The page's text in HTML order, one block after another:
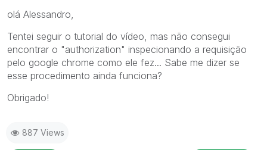
olá Alessandro,
Tentei seguir o tutorial do vídeo, mas não consegui
encontrar o "authorization" inspecionando a requisição
pelo google chrome como ele fez... Sabe me dizer se
esse procedimento ainda funciona?
Obrigado!
887 Views